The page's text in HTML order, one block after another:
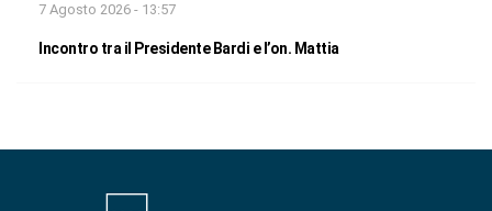
7 Agosto 2026 - 13:57
Incontro tra il Presidente Bardi e l’on. Mattia